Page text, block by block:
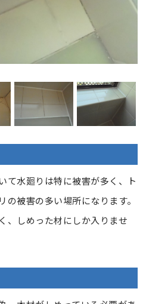
て水廻りは特に被害が多く、ト
被害の多い場所になります。
、しめった材にしか入りませ